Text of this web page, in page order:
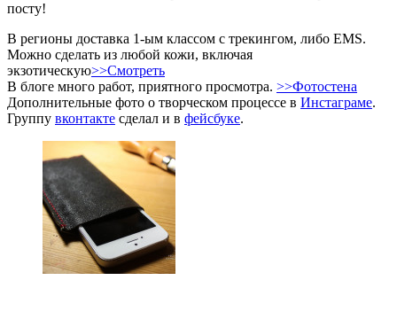
посту!
В регионы доставка 1-ым классом с трекингом, либо EMS.
Можно сделать из любой кожи, включая
экзотическую>>Смотреть
В блоге много работ, приятного просмотра. >>Фотостена
Дополнительные фото о творческом процессе в Инстаграме.
Группу вконтакте сделал и в фейсбуке.